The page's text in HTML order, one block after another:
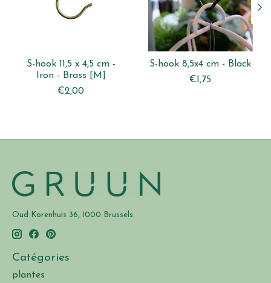
S-hook 11,5 x 4,5 cm -
Iron - Brass [M]
€2,00
S-hook 8,5x4 cm - Black
€1,75
Oud Korenhuis 36, 1000 Brussels
Catégories
plantes